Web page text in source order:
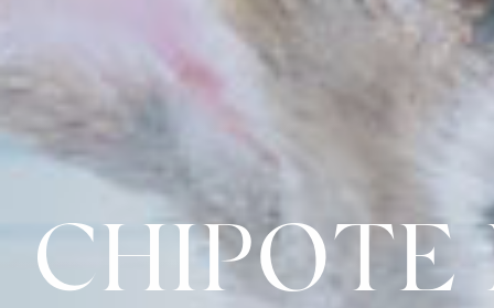
CHIPOTE